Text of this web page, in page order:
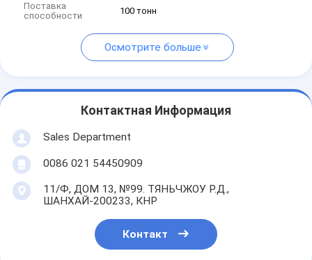
Поставка
способности
100 тонн
Осмотрите больше
Контактная Информация
Sales Department
0086 021 54450909
11/Ф, ДОМ 13, №99. ТЯНЬЧЖОУ Р.Д.,
ШАНХАЙ-200233, КНР
Контакт